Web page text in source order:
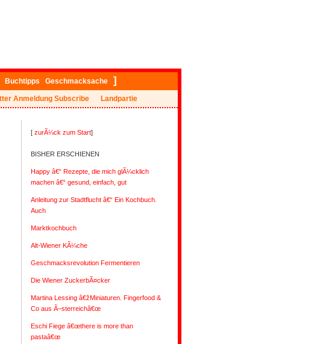
Buchtipps Geschmacksache ]
Subscribe Landpartie
[ zurÃ¼ck zum Start]
BISHER ERSCHIENEN
Happy â€“ Rezepte, die mich glÃ¼cklich
machen â€“ gesund, einfach, gut
Anleitung zur Stadtflucht â€“ Ein Kochbuch.
Auch
Marktkochbuch
Alt-Wiener KÃ¼che
Geschmacksrevolution Fermentieren
Die Wiener ZuckerbÃ¤cker
Martina Lessing â€žMiniaturen. Fingerfood &
Co aus Ã–sterreichâ€œ
Eschi Fiege â€œthere is more than
pastaâ€œ